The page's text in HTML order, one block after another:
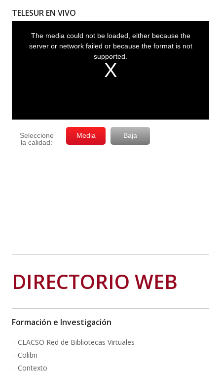
TELESUR EN VIVO
DIRECTORIO WEB
Formación e Investigación
CLACSO Red de Bibliotecas Virtuales
Colibri
Contexto